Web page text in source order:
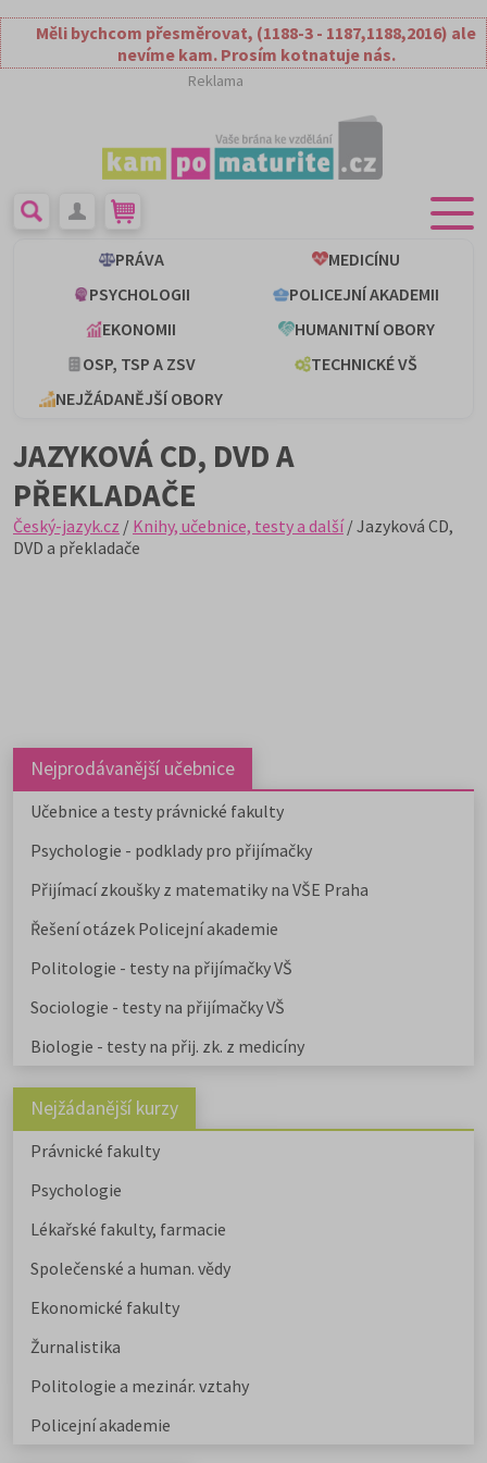
Měli bychcom přesměrovat, (1188-3 - 1187,1188,2016) ale
nevíme kam. Prosím kotnatuje nás.
Reklama
PRÁVA
MEDICÍNU
PSYCHOLOGII
POLICEJNÍ AKADEMII
EKONOMII
HUMANITNÍ OBORY
OSP, TSP A ZSV
TECHNICKÉ VŠ
NEJŽÁDANĚJŠÍ OBORY
JAZYKOVÁ CD, DVD A
PŘEKLADAČE
Český-jazyk.cz / Knihy, učebnice, testy a další/ Jazyková CD,
DVD a překladače
Nejprodávanější učebnice
Učebnice a testy právnické fakulty
Psychologie - podklady pro přijímačky
Přijímací zkoušky z matematiky na VŠE Praha
Řešení otázek Policejní akademie
Politologie - testy na přijímačky VŠ
Sociologie - testy na přijímačky VŠ
Biologie - testy na přij. zk. z medicíny
Nejžádanější kurzy
Právnické fakulty
Psychologie
Lékařské fakulty, farmacie
Společenské a human. vědy
Ekonomické fakulty
Žurnalistika
Politologie a mezinár. vztahy
Policejní akademie